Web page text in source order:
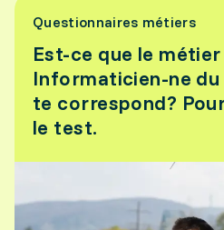
Questionnaires métiers
Est-ce que le
Informaticien-ne du
te correspond?
le test.